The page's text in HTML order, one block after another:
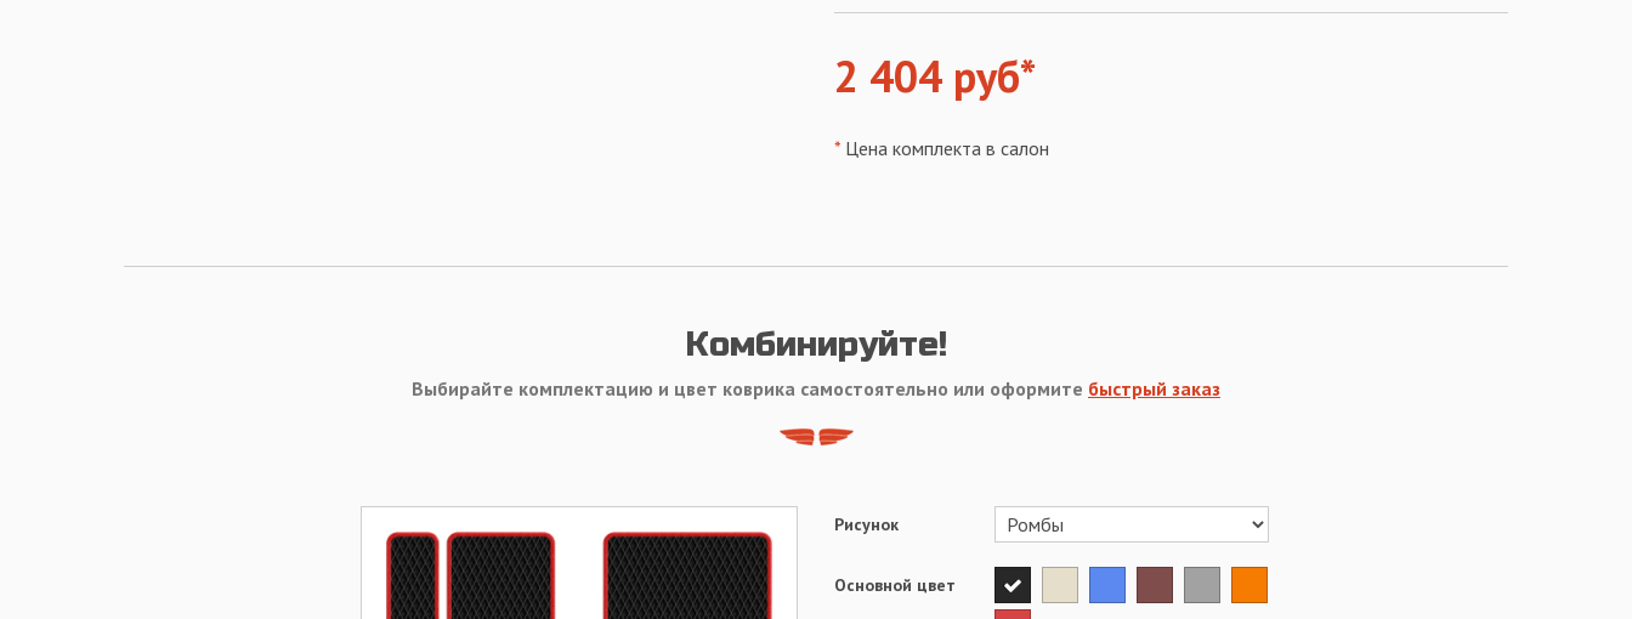
2 404 руб*
* Цена комплекта в салон
Комбинируйте!
Выбирайте комплектацию и цвет коврика самостоятельно или оформите быстрый заказ
Рисунок
Основной цвет